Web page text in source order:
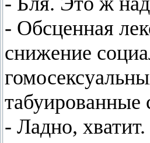
- Обсценная
снижение
табуированные
- Ладно,